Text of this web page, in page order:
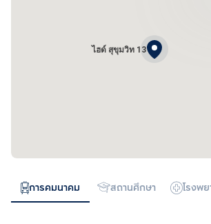
ไฮด์ สุขุมวิท 13
การคมนาคม สถานศึกษา โรงพ